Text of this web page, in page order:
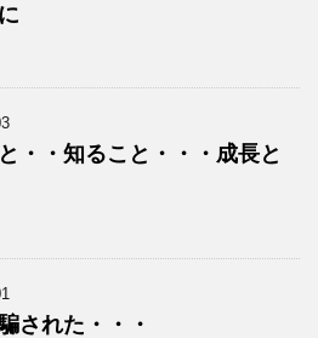
・・知ること・・・成長と
された・・・